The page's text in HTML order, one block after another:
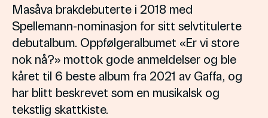
Masåva brakdebuterte i 2018 med
Spellemann-nominasjon for sitt selvtitulerte
debutalbum. Oppfølgeralbumet «Er vi store
nok nå?» mottok gode anmeldelser og ble
kåret til 6 beste album fra 2021 av Gaffa, og
har blitt beskrevet som en musikalsk og
tekstlig skattkiste.